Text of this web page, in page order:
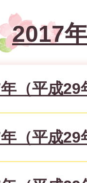
2017
（平成29
（平成29